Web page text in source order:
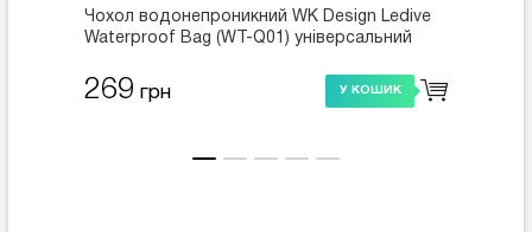
Чохол водонепроникний WK Design Ledive
Waterproof Bag (WT-Q01) універсальний
269 грн У КОШИК